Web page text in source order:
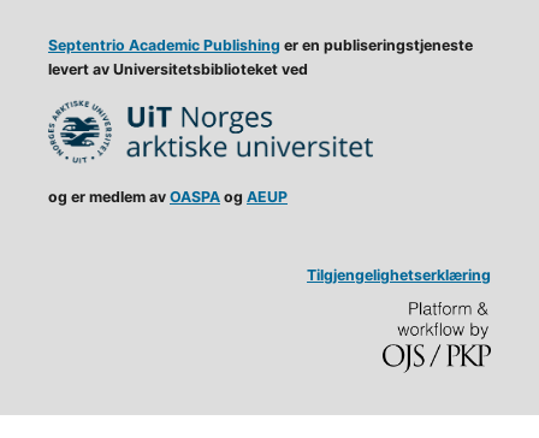
Septentrio Academic Publishing er en publiseringstjeneste
levert av Universitetsbiblioteket ved
og er medlem av OASPAog AEUP
Tilgjengelighetserklæring